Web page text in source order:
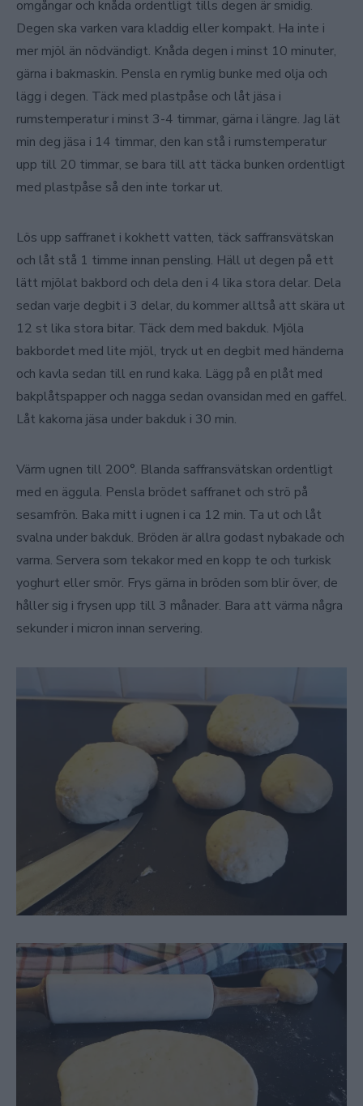
omgångar och knåda ordentligt tills degen är smidig.
Degen ska varken vara kladdig eller kompakt. Ha inte i
mer mjöl än nödvändigt. Knåda degen i minst 10 minuter,
gärna i bakmaskin. Pensla en rymlig bunke med olja och
lägg i degen. Täck med plastpåse och låt jäsa i
rumstemperatur i minst 3-4 timmar, gärna i längre. Jag lät
min deg jäsa i 14 timmar, den kan stå i rumstemperatur
upp till 20 timmar, se bara till att täcka bunken ordentligt
med plastpåse så den inte torkar ut.
Lös upp saffranet i kokhett vatten, täck saffransvätskan
och låt stå 1 timme innan pensling. Häll ut degen på ett
lätt mjölat bakbord och dela den i 4 lika stora delar. Dela
sedan varje degbit i 3 delar, du kommer alltså att skära ut
12 st lika stora bitar. Täck dem med bakduk. Mjöla
bakbordet med lite mjöl, tryck ut en degbit med händerna
och kavla sedan till en rund kaka. Lägg på en plåt med
bakplåtspapper och nagga sedan ovansidan med en gaffel.
Låt kakorna jäsa under bakduk i 30 min.
Värm ugnen till 200°. Blanda saffransvätskan ordentligt
med en äggula. Pensla brödet saffranet och strö på
sesamfrön. Baka mitt i ugnen i ca 12 min. Ta ut och låt
svalna under bakduk. Bröden är allra godast nybakade och
varma. Servera som tekakor med en kopp te och turkisk
yoghurt eller smör. Frys gärna in bröden som blir över, de
håller sig i frysen upp till 3 månader. Bara att värma några
sekunder i micron innan servering.